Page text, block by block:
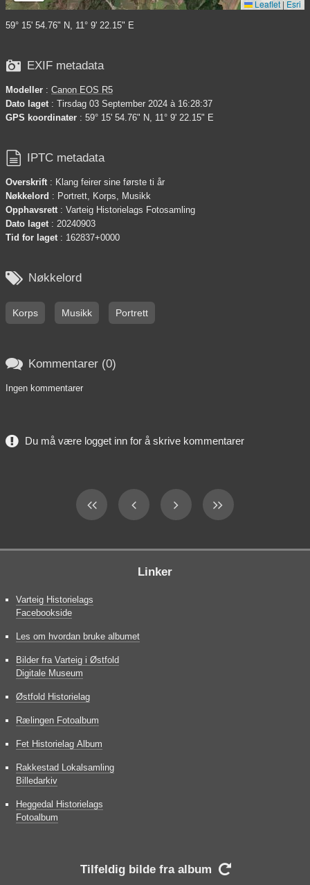
Leaflet | Esri
59° 15' 54.76" N, 11° 9' 22.15" E
 EXIF metadata
Modeller : Canon EOS R5
Dato laget : Tirsdag 03 September 2024 à 16:28:37
GPS koordinater : 59° 15' 54.76" N, 11° 9' 22.15" E
 IPTC metadata
Overskrift : Klang feirer sine første ti år
Nøkkelord : Portrett, Korps, Musikk
Opphavsrett : Varteig Historielags Fotosamling
Dato laget : 20240903
Tid for laget : 162837+0000
 Nøkkelord
Korps Musikk Portrett
 Kommentarer (0)
Ingen kommentarer
Du må være logget inn for å skrive kommentarer
Linker
Varteig Historielags
Facebookside
Les om hvordan bruke albumet
Bilder fra Varteig i Østfold
Digitale Museum
Østfold Historielag
Rælingen Fotoalbum
Fet Historielag Album
Rakkestad Lokalsamling
Billedarkiv
Heggedal Historielags
Fotoalbum
Tilfeldig bilde fra album 